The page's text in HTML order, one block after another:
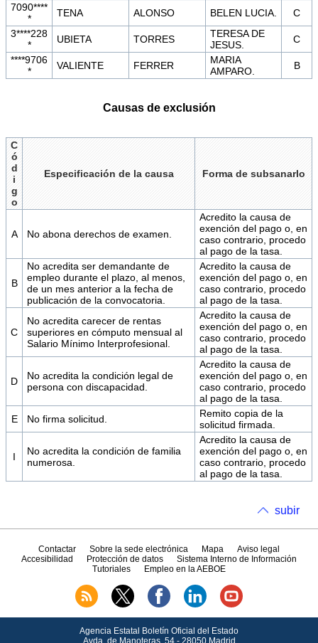
7090****
*
TENA ALONSO BELEN LUCIA.
C
3****228
*
UBIETA TORRES
TERESA DE
JESUS.
C
****9706
*
VALIENTE FERRER
MARIA
AMPARO.
B
Causas de exclusión
C
ó
d
i
g
o
Especificación de la causa Forma de subsanarlo
A No abona derechos de examen.
Acredito la causa de
exención del pago o, en
caso contrario, procedo
al pago de la tasa.
B
No acredita ser demandante de
empleo durante el plazo, al menos,
de un mes anterior a la fecha de
publicación de la convocatoria.
Acredito la causa de
exención del pago o, en
caso contrario, procedo
al pago de la tasa.
C
No acredita carecer de rentas
superiores en cómputo mensual al
Salario Mínimo Interprofesional.
Acredito la causa de
exención del pago o, en
caso contrario, procedo
al pago de la tasa.
D
No acredita la condición legal de
persona con discapacidad.
Acredito la causa de
exención del pago o, en
caso contrario, procedo
al pago de la tasa.
E
No firma solicitud.
Remito copia de la
solicitud firmada.
I
No acredita la condición de familia
numerosa.
Acredito la causa de
exención del pago o, en
caso contrario, procedo
al pago de la tasa.
subir
Contactar Sobre la sede electrónica Mapa
Aviso legal
Accesibilidad
Protección de datos
Sistema Interno de Información
Tutoriales
Empleo en la AEBOE
Agencia Estatal Boletín Oficial del Estado